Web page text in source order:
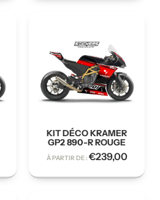
KIT DÉCO KRAMER
GP2 890-R ROUGE
À PARTIR DE : €239,00